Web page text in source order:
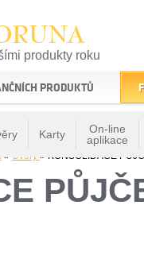
produkty roku
na finančním trhu
PRODUKTŮ
Karty
On-line
aplikace
» Uvery » KONSOLIDACE